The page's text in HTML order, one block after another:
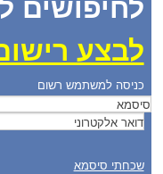
לבצע
כניסה למשתמש רשום
שכחתי סיסמא